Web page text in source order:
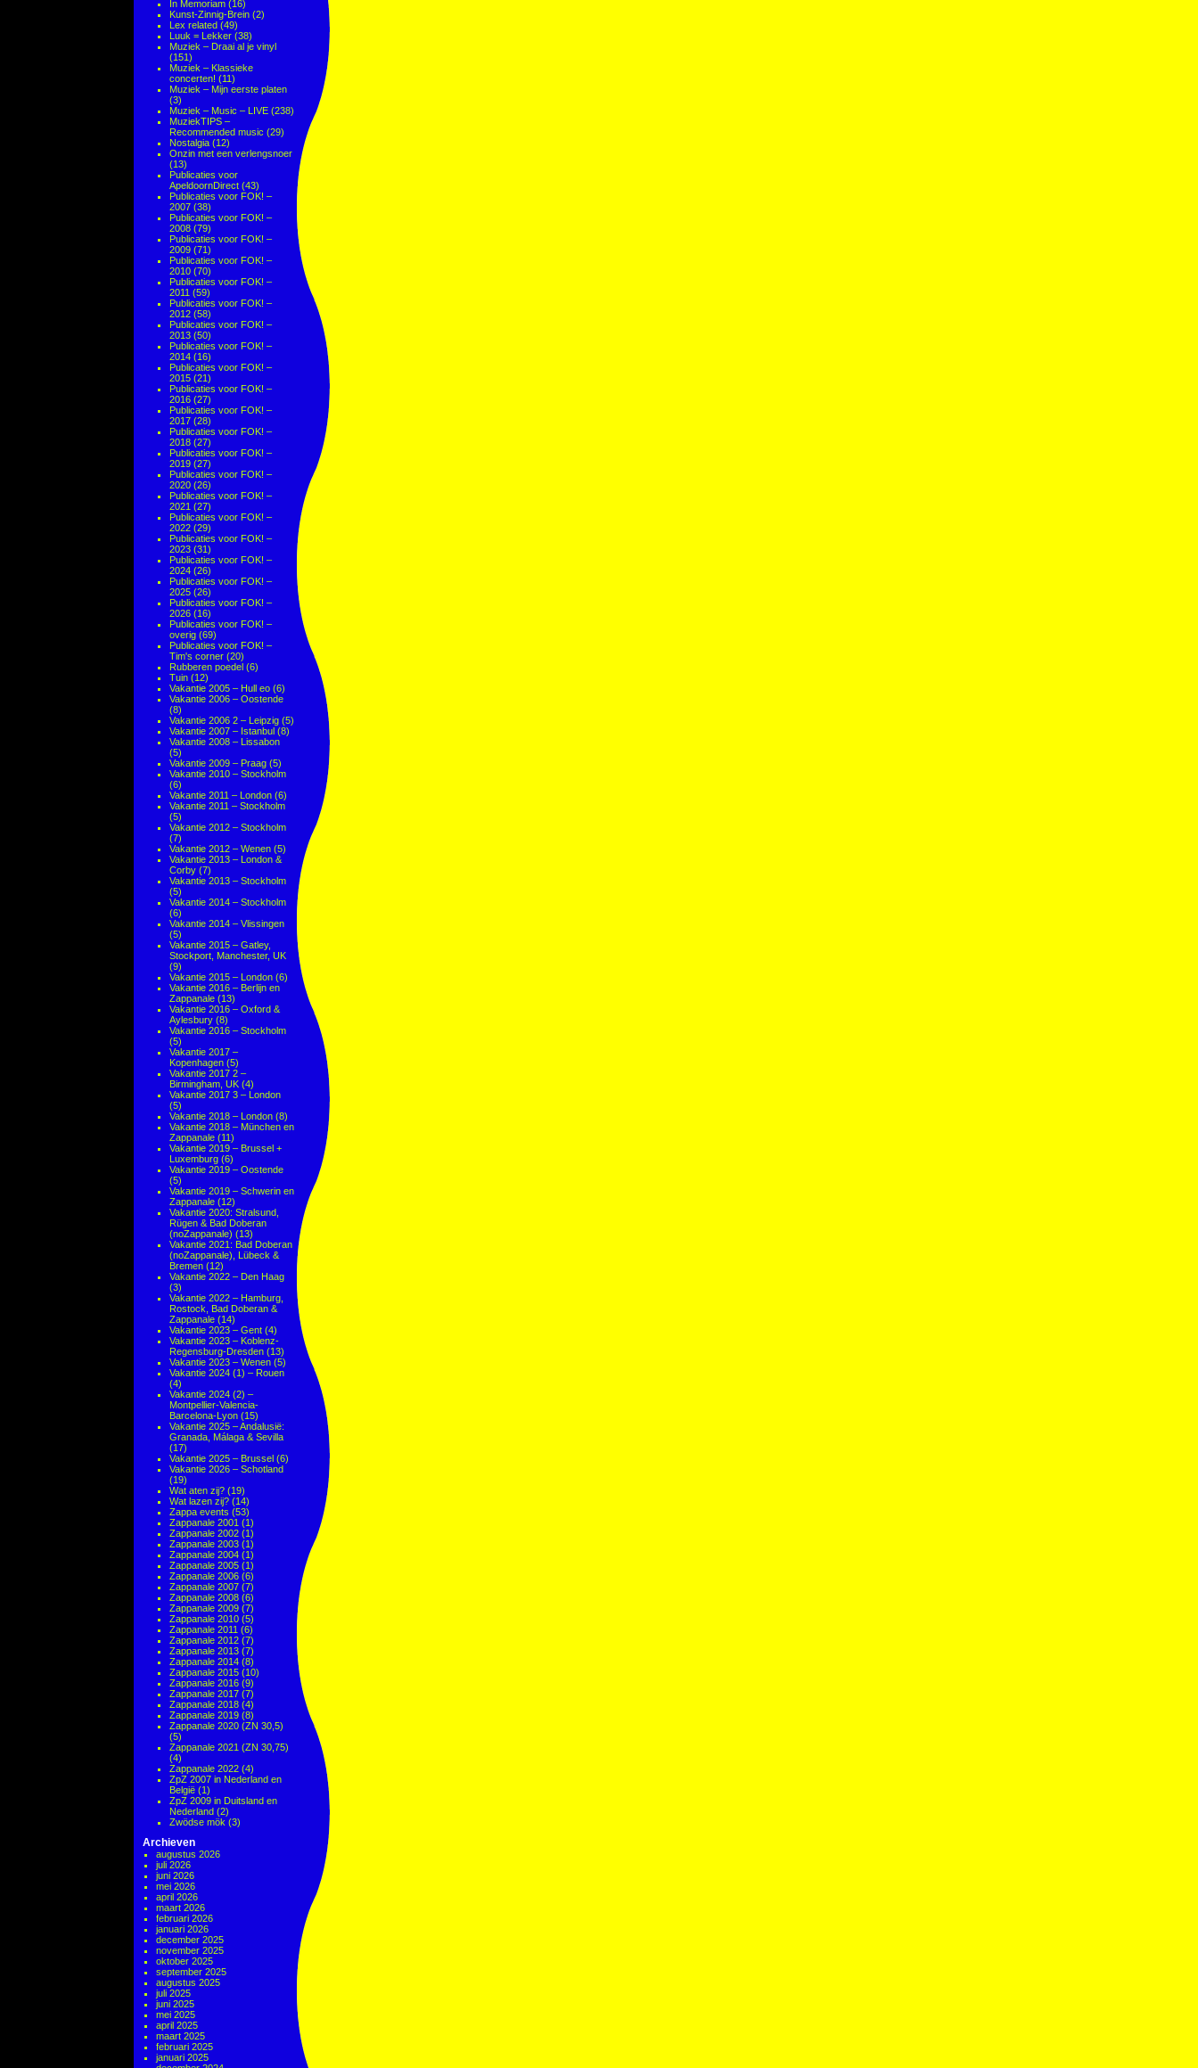
In Memoriam (16)
Kunst-Zinnig-Brein (2)
Lex related (49)
Luuk = Lekker (38)
Muziek – Draai al je vinyl
(151)
Muziek – Klassieke
concerten! (11)
Muziek – Mijn eerste platen
(3)
Muziek – Music – LIVE (238)
MuziekTIPS –
Recommended music (29)
Nostalgia (12)
Onzin met een verlengsnoer
(13)
Publicaties voor
ApeldoornDirect (43)
Publicaties voor FOK! –
2007 (38)
Publicaties voor FOK! –
2008 (79)
Publicaties voor FOK! –
2009 (71)
Publicaties voor FOK! –
2010 (70)
Publicaties voor FOK! –
2011 (59)
Publicaties voor FOK! –
2012 (58)
Publicaties voor FOK! –
2013 (50)
Publicaties voor FOK! –
2014 (16)
Publicaties voor FOK! –
2015 (21)
Publicaties voor FOK! –
2016 (27)
Publicaties voor FOK! –
2017 (28)
Publicaties voor FOK! –
2018 (27)
Publicaties voor FOK! –
2019 (27)
Publicaties voor FOK! –
2020 (26)
Publicaties voor FOK! –
2021 (27)
Publicaties voor FOK! –
2022 (29)
Publicaties voor FOK! –
2023 (31)
Publicaties voor FOK! –
2024 (26)
Publicaties voor FOK! –
2025 (26)
Publicaties voor FOK! –
2026 (16)
Publicaties voor FOK! –
overig (69)
Publicaties voor FOK! –
Tim's corner (20)
Rubberen poedel (6)
Tuin (12)
Vakantie 2005 – Hull eo (6)
Vakantie 2006 – Oostende
(8)
Vakantie 2006 2 – Leipzig (5)
Vakantie 2007 – Istanbul (8)
Vakantie 2008 – Lissabon
(5)
Vakantie 2009 – Praag (5)
Vakantie 2010 – Stockholm
(6)
Vakantie 2011 – London (6)
Vakantie 2011 – Stockholm
(5)
Vakantie 2012 – Stockholm
(7)
Vakantie 2012 – Wenen (5)
Vakantie 2013 – London &
Corby (7)
Vakantie 2013 – Stockholm
(5)
Vakantie 2014 – Stockholm
(6)
Vakantie 2014 – Vlissingen
(5)
Vakantie 2015 – Gatley,
Stockport, Manchester, UK
(9)
Vakantie 2015 – London (6)
Vakantie 2016 – Berlijn en
Zappanale (13)
Vakantie 2016 – Oxford &
Aylesbury (8)
Vakantie 2016 – Stockholm
(5)
Vakantie 2017 –
Kopenhagen (5)
Vakantie 2017 2 –
Birmingham, UK (4)
Vakantie 2017 3 – London
(5)
Vakantie 2018 – London (8)
Vakantie 2018 – München en
Zappanale (11)
Vakantie 2019 – Brussel +
Luxemburg (6)
Vakantie 2019 – Oostende
(5)
Vakantie 2019 – Schwerin en
Zappanale (12)
Vakantie 2020: Stralsund,
Rügen & Bad Doberan
(noZappanale) (13)
Vakantie 2021: Bad Doberan
(noZappanale), Lübeck &
Bremen (12)
Vakantie 2022 – Den Haag
(3)
Vakantie 2022 – Hamburg,
Rostock, Bad Doberan &
Zappanale (14)
Vakantie 2023 – Gent (4)
Vakantie 2023 – Koblenz-
Regensburg-Dresden (13)
Vakantie 2023 – Wenen (5)
Vakantie 2024 (1) – Rouen
(4)
Vakantie 2024 (2) –
Montpellier-Valencia-
Barcelona-Lyon (15)
Vakantie 2025 – Andalusië:
Granada, Málaga & Sevilla
(17)
Vakantie 2025 – Brussel (6)
Vakantie 2026 – Schotland
(19)
Wat aten zij? (19)
Wat lazen zij? (14)
Zappa events (53)
Zappanale 2001 (1)
Zappanale 2002 (1)
Zappanale 2003 (1)
Zappanale 2004 (1)
Zappanale 2005 (1)
Zappanale 2006 (6)
Zappanale 2007 (7)
Zappanale 2008 (6)
Zappanale 2009 (7)
Zappanale 2010 (5)
Zappanale 2011 (6)
Zappanale 2012 (7)
Zappanale 2013 (7)
Zappanale 2014 (8)
Zappanale 2015 (10)
Zappanale 2016 (9)
Zappanale 2017 (7)
Zappanale 2018 (4)
Zappanale 2019 (8)
Zappanale 2020 (ZN 30,5)
(5)
Zappanale 2021 (ZN 30,75)
(4)
Zappanale 2022 (4)
ZpZ 2007 in Nederland en
België (1)
ZpZ 2009 in Duitsland en
Nederland (2)
Zwödse mök (3)
Archieven
augustus 2026
juli 2026
juni 2026
mei 2026
april 2026
maart 2026
februari 2026
januari 2026
december 2025
november 2025
oktober 2025
september 2025
augustus 2025
juli 2025
juni 2025
mei 2025
april 2025
maart 2025
februari 2025
januari 2025